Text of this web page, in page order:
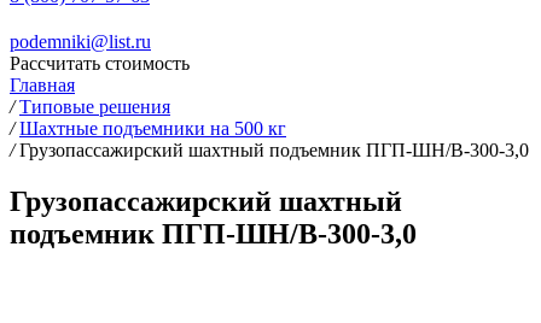
podemniki@list.ru
Рассчитать стоимость
Главная
/ Типовые решения
/ Шахтные подъемники на 500 кг
/ Грузопассажирский шахтный подъемник ПГП-ШН/В-300-3,0
Грузопассажирский шахтный
подъемник ПГП-ШН/В-300-3,0